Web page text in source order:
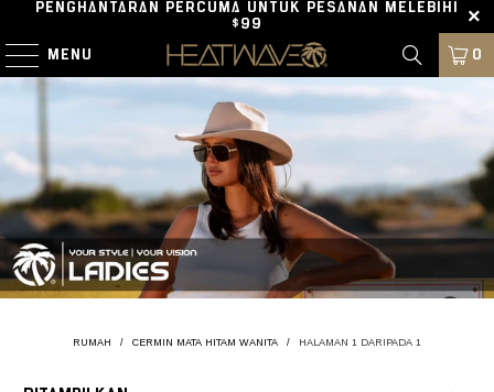
PENGHANTARAN PERCUMA UNTUK PESANAN MELEBIHI
$99
MENU
0
RUMAH / CERMIN MATA HITAM WANITA / HALAMAN 1 DARIPADA 1